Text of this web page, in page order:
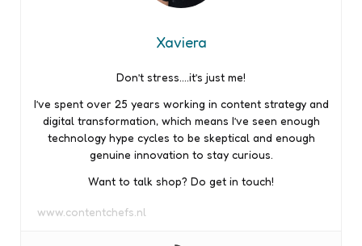
Xaviera
Don’t stress….it’s just me!
I’ve spent over 25 years working in content strategy and
digital transformation, which means I’ve seen enough
technology hype cycles to be skeptical and enough
genuine innovation to stay curious.
Want to talk shop? Do get in touch!
www.contentchefs.nl